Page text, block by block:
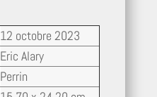
12 octobre 2023
Eric Alary
Perrin